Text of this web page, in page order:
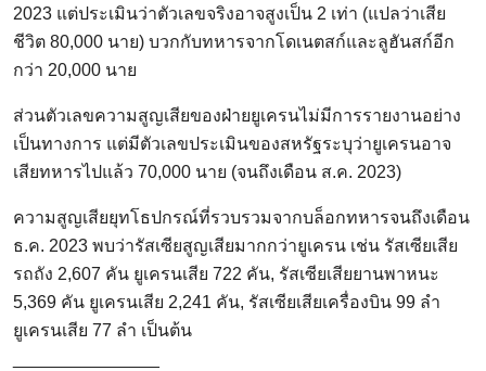
2023 แต่ประเมินว่าตัวเลขจริงอาจสูงเป็น 2 เท่า (แปลว่าเสีย
ชีวิต 80,000 นาย) บวกกับทหารจากโดเนตสก์และลูฮันสก์อีก
กว่า 20,000 นาย
ส่วนตัวเลขความสูญเสียของฝ่ายยูเครนไม่มีการรายงานอย่าง
เป็นทางการ แต่มีตัวเลขประเมินของสหรัฐระบุว่ายูเครนอาจ
เสียทหารไปแล้ว 70,000 นาย (จนถึงเดือน ส.ค. 2023)
ความสูญเสียยุทโธปกรณ์ที่รวบรวมจากบล็อกทหารจนถึงเดือน
ธ.ค. 2023 พบว่ารัสเซียสูญเสียมากกว่ายูเครน เช่น รัสเซียเสีย
รถถัง 2,607 คัน ยูเครนเสีย 722 คัน, รัสเซียเสียยานพาหนะ
5,369 คัน ยูเครนเสีย 2,241 คัน, รัสเซียเสียเครื่องบิน 99 ลำ
ยูเครนเสีย 77 ลำ เป็นต้น